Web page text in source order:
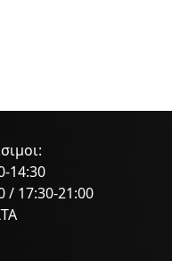
14:30
/ 17:30-21:00